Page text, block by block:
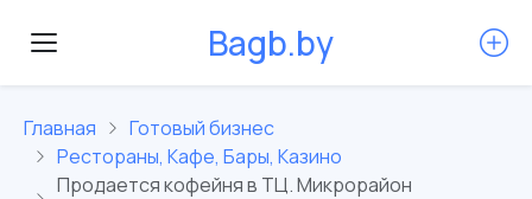
Bagb.by
Главная
Готовый бизнес
Рестораны, Кафе, Бары, Казино
Продается кофейня в ТЦ. Микрорайон